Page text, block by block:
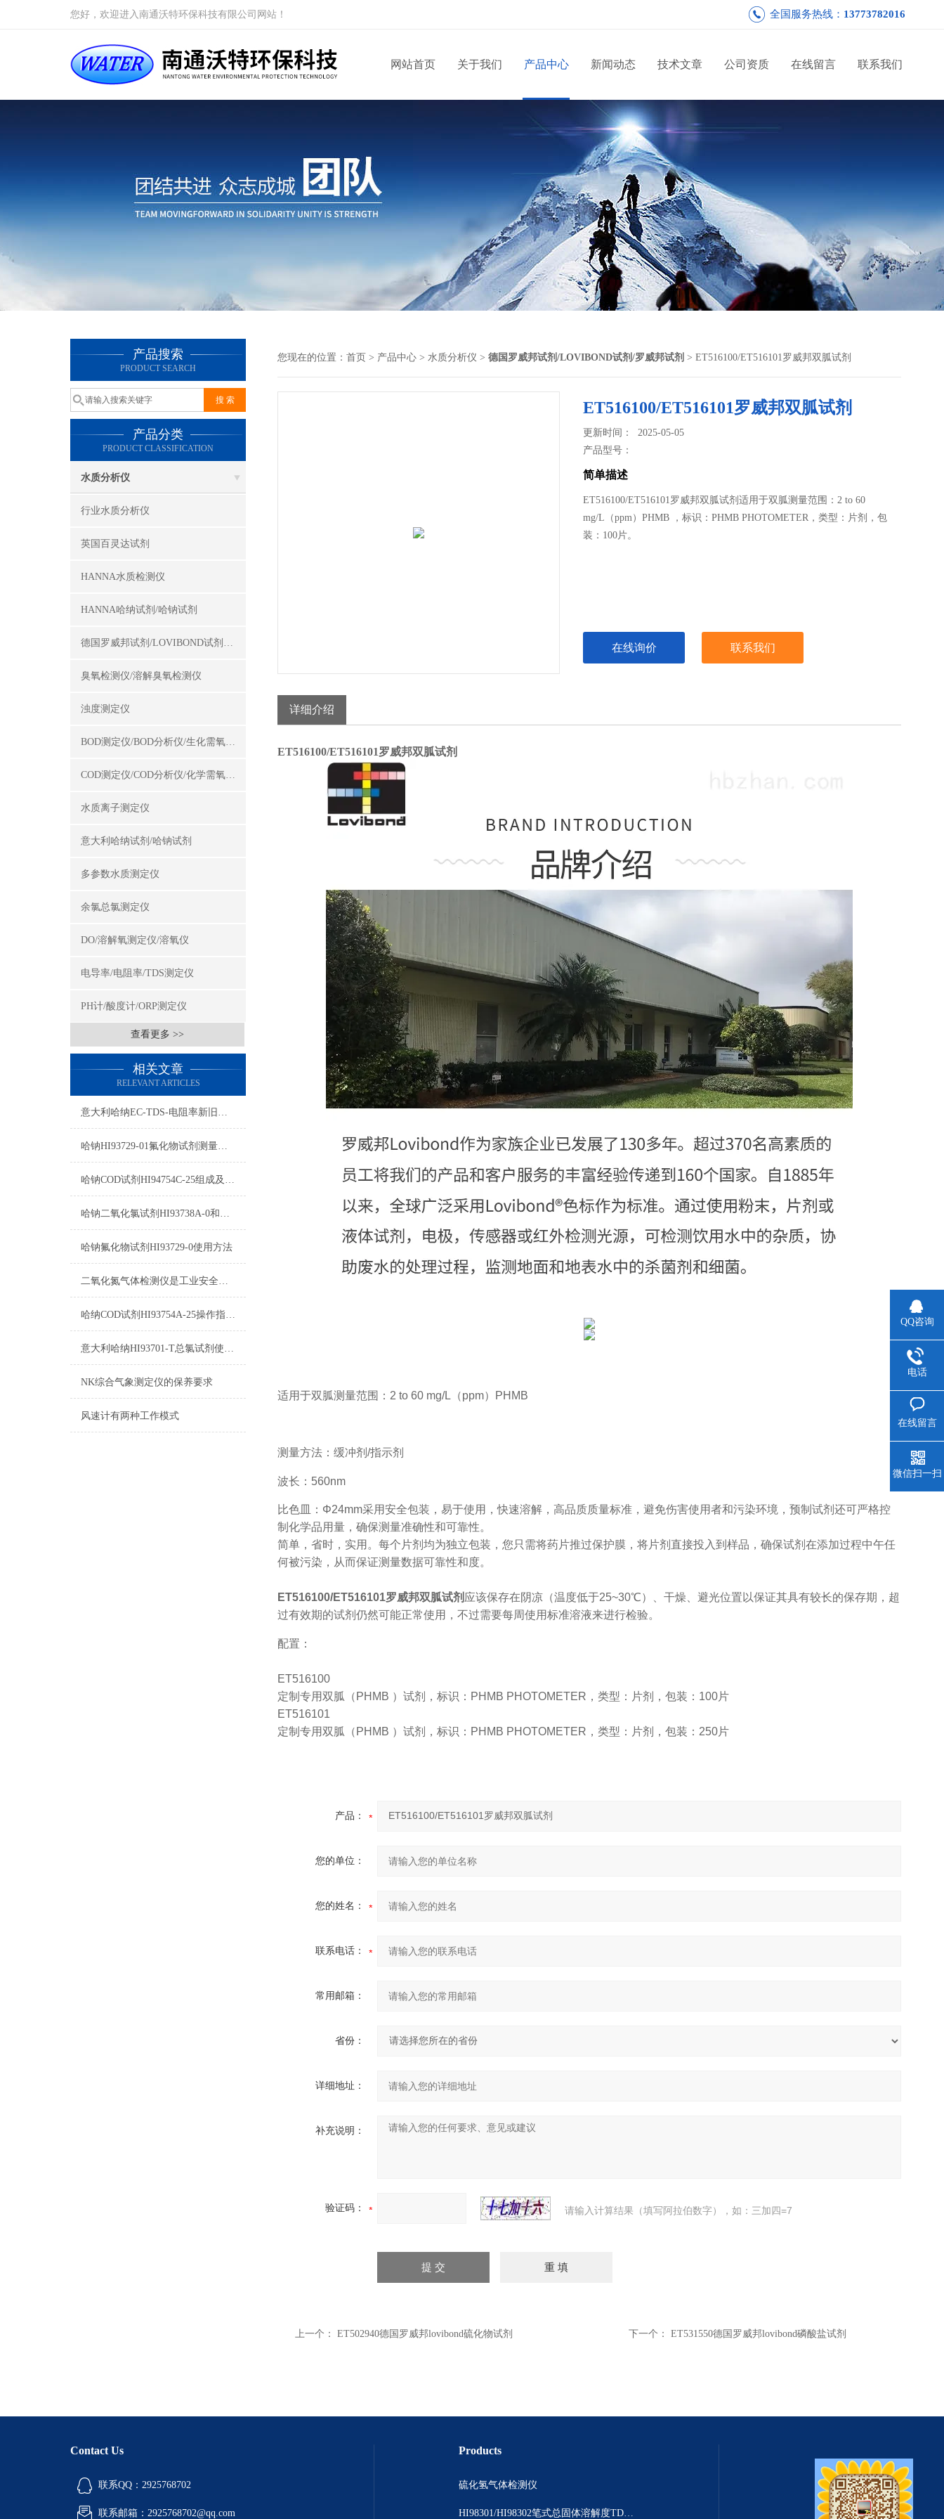
您好，欢迎进入南通沃特环保科技有限公司网站！ 全国服务热线： 13773782016
网站首页 关于我们 产品中心 新闻动态 技术文章 公司资质 在线留言 联系我们
产品搜索
PRODUCT SEARCH
产品分类
PRODUCT CLASSIFICATION
水质分析仪
行业水质分析仪
英国百灵达试剂
HANNA水质检测仪
HANNA哈纳试剂/哈钠试剂
德国罗威邦试剂/LOVIBOND试剂/罗威邦试剂
臭氧检测仪/溶解臭氧检测仪
浊度测定仪
BOD测定仪/BOD分析仪/生化需氧量测定仪
COD测定仪/COD分析仪/化学需氧量测定仪
水质离子测定仪
意大利哈纳试剂/哈钠试剂
多参数水质测定仪
余氯总氯测定仪
DO/溶解氧测定仪/溶氧仪
电导率/电阻率/TDS测定仪
PH计/酸度计/ORP测定仪
查看更多 >>
相关文章
RELEVANT ARTICLES
意大利哈纳EC-TDS-电阻率新旧型号对照表2015
哈钠HI93729-01氟化物试剂测量原理/量程/操作方法
哈钠COD试剂HI94754C-25组成及测量范围
哈钠二氧化氯试剂HI93738A-0和HI93738B-0使用方法
哈钠氟化物试剂HI93729-0使用方法
二氧化氮气体检测仪是工业安全生产中*的防护设备
哈纳COD试剂HI93754A-25操作指南及测量标准
意大利哈纳HI93701-T总氯试剂使用说明及详细参数
NK综合气象测定仪的保养要求
风速计有两种工作模式
您现在的位置： 首页 > 产品中心 > 水质分析仪 > 德国罗威邦试剂/LOVIBOND试剂/罗威邦试剂 > ET516100/ET516101罗威邦双胍试剂
ET516100/ET516101罗威邦双胍试剂
更新时间： 2025-05-05
产品型号：
简单描述
ET516100/ET516101罗威邦双胍试剂适用于双胍测量范围：2 to 60
mg/L（ppm）PHMB ，标识：PHMB PHOTOMETER，类型：片剂，包
装：100片。
在线询价 联系我们
详细介绍
ET516100/ET516101罗威邦双胍试剂
适用于双胍测量范围：2 to 60 mg/L（ppm）PHMB
测量方法：缓冲剂/指示剂
波长：560nm
比色皿：Φ24mm采用安全包装，易于使用，快速溶解，高品质质量标准，避免伤害使用者和污染环境，预制试剂还可严格控
制化学品用量，确保测量准确性和可靠性。
简单，省时，实用。每个片剂均为独立包装，您只需将药片推过保护膜，将片剂直接投入到样品，确保试剂在添加过程中午任
何被污染，从而保证测量数据可靠性和度。
ET516100/ET516101罗威邦双胍试剂 应该保存在阴凉（温度低于25~30℃）、干燥、避光位置以保证其具有较长的保存期，超
过有效期的试剂仍然可能正常使用，不过需要每周使用标准溶液来进行检验。
配置：
ET516100
定制专用双胍（PHMB ）试剂，标识：PHMB PHOTOMETER，类型：片剂，包装：100片
ET516101
定制专用双胍（PHMB ）试剂，标识：PHMB PHOTOMETER，类型：片剂，包装：250片
产品：
您的单位：
您的姓名：
联系电话：
常用邮箱：
省份：
详细地址：
补充说明：
验证码： 请输入计算结果（填写阿拉伯数字），如：三加四=7
上一个： ET502940德国罗威邦lovibond硫化物试剂 下一个： ET531550德国罗威邦lovibond磷酸盐试剂
Contact Us
联系QQ：2925768702
联系邮箱：2925768702@qq.com
Products
硫化氢气体检测仪
QQ咨询
电话
在线留言
微信扫一扫